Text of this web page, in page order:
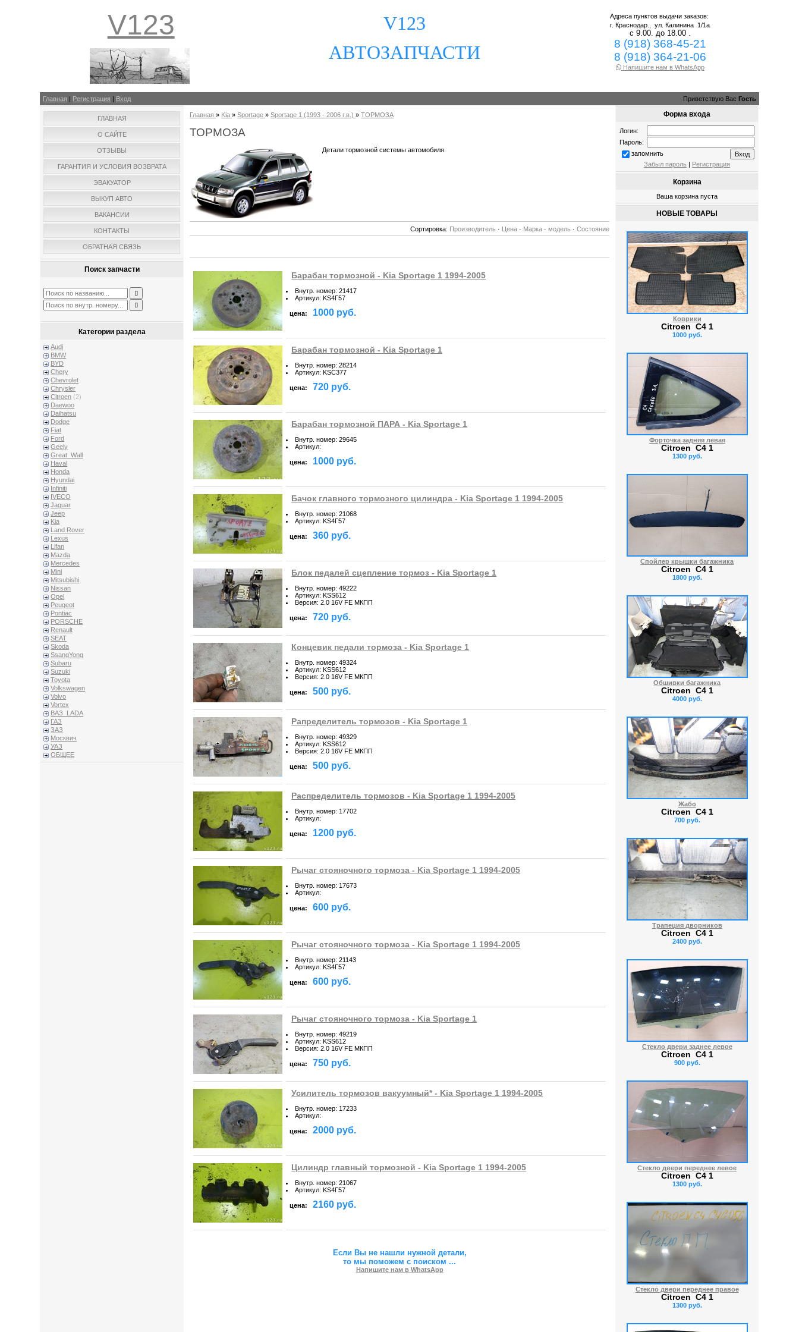
V123
V123
АВТОЗАПЧАСТИ
Адреса пунктов выдачи заказов:
г. Краснодар.,ул. Калинина 1/1а
с 9.00. до 18.00 .
8 (918) 368-45-21
8 (918) 364-21-06
Напишите нам в WhatsApp
Главная | Регистрация | Вход Приветствую Вас Гость
ГЛАВНАЯ
О САЙТЕ
ОТЗЫВЫ
ГАРАНТИЯ И УСЛОВИЯ ВОЗВРАТА
ЭВАКУАТОР
ВЫКУП АВТО
ВАКАНСИИ
КОНТАКТЫ
ОБРАТНАЯ СВЯЗЬ
Поиск запчасти
Категории раздела
Audi
BMW
BYD
Chery
Chevrolet
Chrysler
Citroen (2)
Daewoo
Daihatsu
Dodge
Fiat
Ford
Geely
Great_Wall
Haval
Honda
Hyundai
Infiniti
IVECO
Jaguar
Jeep
Kia
Land Rover
Lexus
Lifan
Mazda
Mercedes
Mini
Mitsubishi
Nissan
Opel
Peugeot
Pontiac
PORSCHE
Renault
SEAT
Skoda
SsangYong
Subaru
Suzuki
Toyota
Volkswagen
Volvo
Vortex
ВАЗ_LADA
ГАЗ
ЗАЗ
Москвич
УАЗ
ОБЩЕЕ
Главная » Kia »Sportage »Sportage 1 (1993 - 2006 г.в.) »ТОРМОЗА
ТОРМОЗА
Детали тормозной системы автомобиля.
Сортировка: Производитель · Цена · Марка ·модель ·Состояние
Барабан тормозной - Kia Sportage 1 1994-2005
Внутр. номер: 21417
Артикул: KS4Г57
цена: 1000 руб.
Барабан тормозной - Kia Sportage 1
Внутр. номер: 28214
Артикул: KSC377
цена: 720 руб.
Барабан тормозной ПАРА - Kia Sportage 1
Внутр. номер: 29645
Артикул:
цена: 1000 руб.
Бачок главного тормозного цилиндра - Kia Sportage 1 1994-2005
Внутр. номер: 21068
Артикул: KS4Г57
цена: 360 руб.
Блок педалей сцепление тормоз - Kia Sportage 1
Внутр. номер: 49222
Артикул: KSS612
Версия: 2.0 16V FE МКПП
цена: 720 руб.
Концевик педали тормоза - Kia Sportage 1
Внутр. номер: 49324
Артикул: KSS612
Версия: 2.0 16V FE МКПП
цена: 500 руб.
Рапределитель тормозов - Kia Sportage 1
Внутр. номер: 49329
Артикул: KSS612
Версия: 2.0 16V FE МКПП
цена: 500 руб.
Распределитель тормозов - Kia Sportage 1 1994-2005
Внутр. номер: 17702
Артикул:
цена: 1200 руб.
Рычаг стояночного тормоза - Kia Sportage 1 1994-2005
Внутр. номер: 17673
Артикул:
цена: 600 руб.
Рычаг стояночного тормоза - Kia Sportage 1 1994-2005
Внутр. номер: 21143
Артикул: KS4Г57
цена: 600 руб.
Рычаг стояночного тормоза - Kia Sportage 1
Внутр. номер: 49219
Артикул: KSS612
Версия: 2.0 16V FE МКПП
цена: 750 руб.
Усилитель тормозов вакуумный* - Kia Sportage 1 1994-2005
Внутр. номер: 17233
Артикул:
цена: 2000 руб.
Цилиндр главный тормозной - Kia Sportage 1 1994-2005
Внутр. номер: 21067
Артикул: KS4Г57
цена: 2160 руб.
Если Вы не нашли нужной детали,
то мы поможем с поиском...
Напишите нам в WhatsApp
Форма входа
Логин:
Пароль:
запомнить
Забыл пароль | Регистрация
Корзина
Ваша корзина пуста
НОВЫЕ ТОВАРЫ
Коврики
Citroen C4 1
1000 руб.
Форточка задняя левая
Citroen C4 1
1300 руб.
Спойлер крышки багажника
Citroen C4 1
1800 руб.
Обшивки багажника
Citroen C4 1
4000 руб.
Жабо
Citroen C4 1
700 руб.
Трапеция дворников
Citroen C4 1
2400 руб.
Стекло двери заднее левое
Citroen C4 1
900 руб.
Стекло двери переднее левое
Citroen C4 1
1300 руб.
Стекло двери переднее правое
Citroen C4 1
1300 руб.